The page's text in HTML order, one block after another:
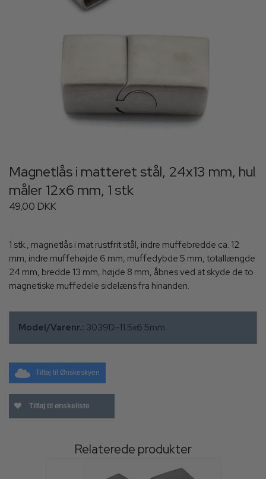
Magnetlås i matteret stål, 24x13 mm, hul
måler 12x6 mm, 1 stk
49,00 DKK
1 stk., magnetlås i mat rustfrit stål, indre muffebredde ca. 12
mm, indre muffehøjde 6 mm, muffedybde 5 mm, totallængde
24 mm, bredde 13 mm, højde 8 mm, åbnes ved at skyde de to
magnetiske muffedele sidelæns fra hinanden.
Model/Varenr.: 3039D-11.5x6.5mm
Tilføj til Ønskeskyen
Tilføj til ønskeliste
Relaterede produkter